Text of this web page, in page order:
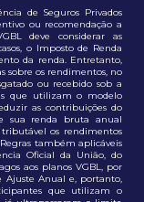
de Seguros Privados
ou recomendação a
deve considerar as
o Imposto de Renda
da renda. Entretanto,
sobre os rendimentos, no
ou recebido sob a
que utilizam o modelo
as contribuições do
sua renda bruta anual
os rendimentos
também aplicáveis
Oficial da União, do
aos planos VGBL, por
Ajuste Anual e, portanto,
que utilizam o